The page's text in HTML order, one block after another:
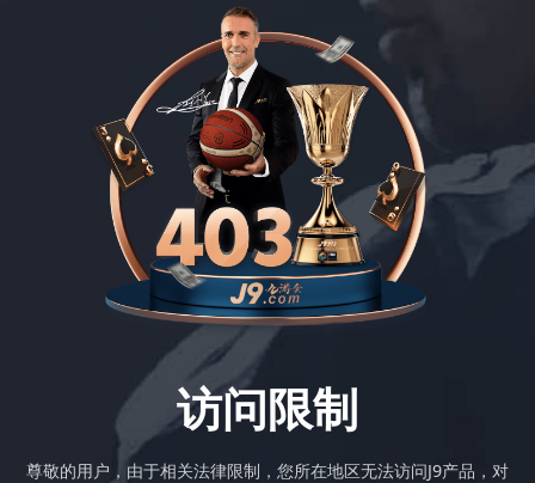
访问限制
尊敬的用户，由于相关法律限制，您所在地区无法访问J9产品，对